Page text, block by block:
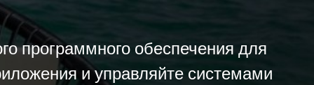
программного обеспечения для
и управляйте системами